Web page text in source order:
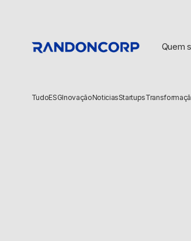
Quem
TudoESGInovaçãoNoticiasStartups